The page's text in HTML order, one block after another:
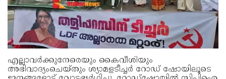
എല്ലാവർക്കുനേരെയും കൈവീശിയും
അഭിവാദ്യംചെയ്‌തും ശ്യാമളടീച്ചർ റോഡ്‌ ഷോയിലൂടെ